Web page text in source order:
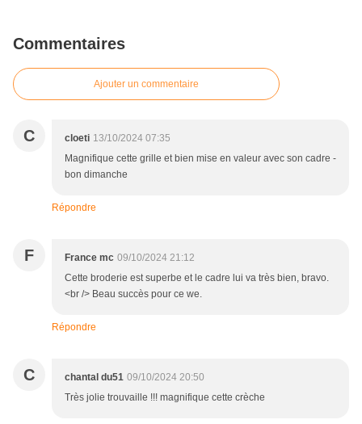
Commentaires
Ajouter un commentaire
C cloeti 13/10/2024 07:35
Magnifique cette grille et bien mise en valeur avec son cadre -
bon dimanche
Répondre
F France mc 09/10/2024 21:12
Cette broderie est superbe et le cadre lui va très bien, bravo.
<br /> Beau succès pour ce we.
Répondre
C chantal du51 09/10/2024 20:50
Très jolie trouvaille !!! magnifique cette crèche